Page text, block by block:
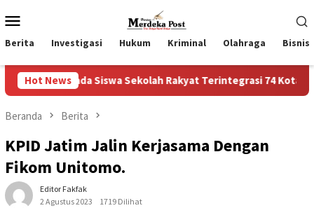
ke
kontenMobile
Berita Investigasi Hukum Kriminal Olahraga Bisnis
Hot News
Siswa Sekolah Rakyat Terintegrasi 74 Kota Tual
Beranda Berita
KPID Jatim Jalin Kerjasama Dengan
Fikom Unitomo.
Editor Fakfak
2 Agustus 2023
1719 Dilihat